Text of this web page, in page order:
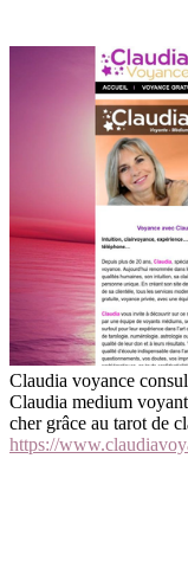
Claudia voyance
Claudia medium
cher grâce au tarot de
https://